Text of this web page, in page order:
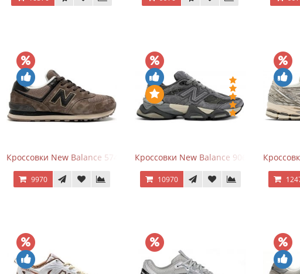
Кроссовки New Balance 574 Umber Black
9970
Кроссовки New Balance 9060 x Joe
10970